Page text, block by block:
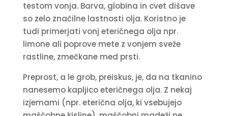
testom vonja. Barva, globina in cvet dišave
so zelo značilne lastnosti olja. Koristno je
tudi primerjati vonj eteričnega olja npr.
limone ali poprove mete z vonjem sveže
rastline, zmečkane med prsti.
Preprost, a le grob, preiskus, je, da na tkanino
nanesemo kapljico eteričnega olja. Z nekaj
izjemami (npr. eterična olja, ki vsebujejo